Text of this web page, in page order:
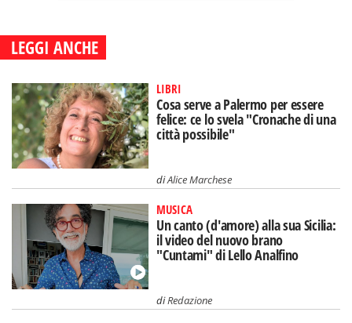
LEGGI ANCHE
LIBRI
Cosa serve a Palermo per essere
felice: ce lo svela "Cronache di una
città possibile"
diAlice Marchese
MUSICA
Un canto (d'amore) alla sua Sicilia:
il video del nuovo brano
"Cuntami" di Lello Analfino
diRedazione